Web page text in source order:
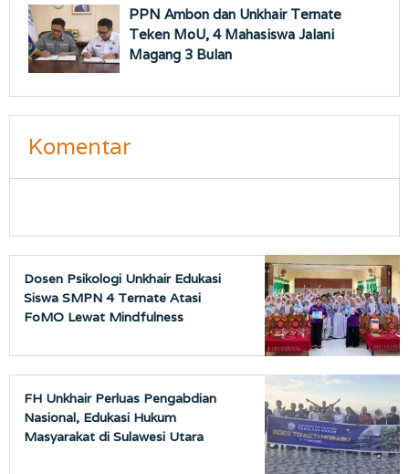
PPN Ambon dan Unkhair Ternate
Teken MoU, 4 Mahasiswa Jalani
Magang 3 Bulan
Komentar
Dosen Psikologi Unkhair Edukasi
Siswa SMPN 4 Ternate Atasi
FoMO Lewat Mindfulness
FH Unkhair Perluas Pengabdian
Nasional, Edukasi Hukum
Masyarakat di Sulawesi Utara